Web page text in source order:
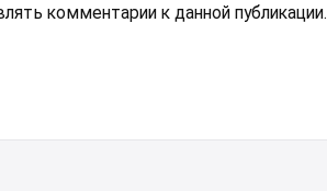
комментарии к данной публикации.